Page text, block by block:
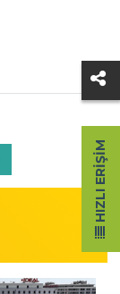
HIZLI ERIŞIM